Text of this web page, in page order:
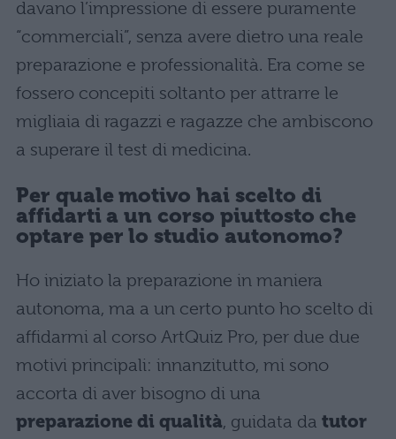
davano l’impressione di essere puramente
“commerciali”, senza avere dietro una reale
preparazione e professionalità. Era come se
fossero concepiti soltanto per attrarre le
migliaia di ragazzi e ragazze che ambiscono
a superare il test di medicina.
Per quale motivo hai scelto di
affidarti a un corso piuttosto che
optare per lo studio autonomo?
Ho iniziato la preparazione in maniera
autonoma, ma a un certo punto ho scelto di
affidarmi al corso ArtQuiz Pro, per due due
motivi principali: innanzitutto, mi sono
accorta di aver bisogno di una
preparazione di qualità, guidata da tutor